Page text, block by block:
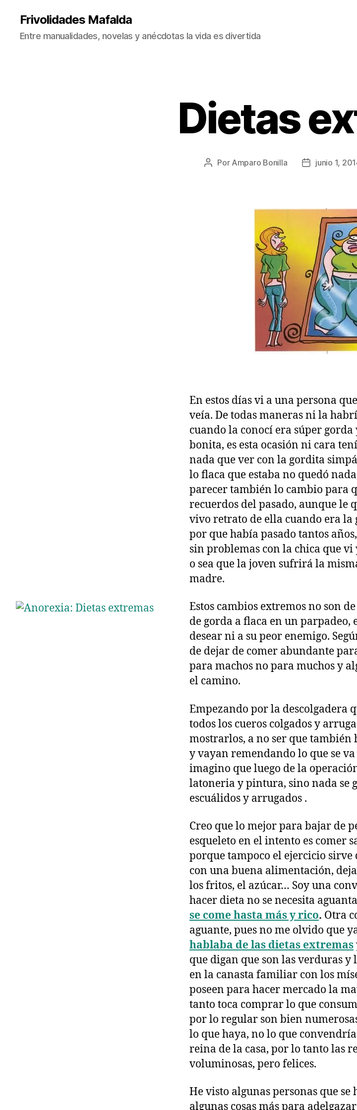
Frivolidades Mafalda
Entre manualidades, novelas y anécdotas la vida es divertida
Dietas
Autor
Por Amparo Bonilla
Fechajunio 1,
En estos días vi a una persona
veía. De todas maneras ni la
cuando la conocí era súper
bonita, es esta ocasión ni cara
nada que ver con la gordita
lo flaca que estaba no quedó
parecer también lo cambio para
recuerdos del pasado, aunque le
vivo retrato de ella cuando era la
por que había pasado tantos
sin problemas con la chica que vi
o sea que la joven sufrirá la
madre.
Estos cambios extremos no son
de gorda a flaca en un parpadeo,
desear ni a su peor enemigo.
de dejar de comer abundante
para machos no para muchos y
el camino.
Empezando por la descolgadera
todos los cueros colgados y
mostrarlos, a no ser que también
y vayan remendando lo que se
imagino que luego de la
latoneria y pintura, sino nada se
escuálidos y arrugados .
Creo que lo mejor para bajar de
esqueleto en el intento es comer
porque tampoco el ejercicio sirve
con una buena alimentación,
los fritos, el azúcar… Soy una
hacer dieta no se necesita
se come hasta más y rico. Otra
aguante, pues no me olvido que
hablaba de las dietas extremas
que digan que son las verduras y
en la canasta familiar con los
poseen para hacer mercado la
tanto toca comprar lo que
por lo regular son bien
lo que haya, no lo que
reina de la casa, por lo tanto las
voluminosas, pero felices.
He visto algunas personas que se
algunas cosas más para